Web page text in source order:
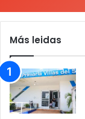
Más leidas